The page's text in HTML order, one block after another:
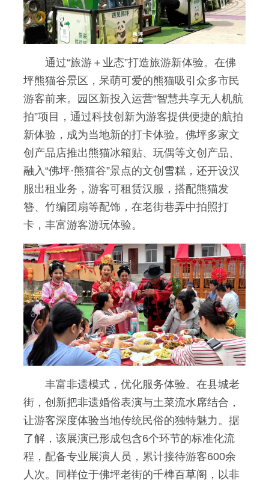
通过“旅游＋业态”打造旅游新体验。在佛
坪熊猫谷景区，呆萌可爱的熊猫吸引众多市民
游客前来。园区新投入运营“智慧共享无人机航
拍”项目，通过科技创新为游客提供便捷的航拍
新体验，成为当地新的打卡体验。佛坪多家文
创产品店推出熊猫冰箱贴、玩偶等文创产品、
融入“佛坪·熊猫谷”景点的文创雪糕，还开设汉
服出租业务，游客可租赁汉服，搭配熊猫发
簪、竹编团扇等配饰，在老街巷弄中拍照打
卡，丰富游客游玩体验。
丰富非遗模式，优化服务体验。在县城老
街，创新把非遗婚俗表演与土菜流水席结合，
让游客深度体验当地传统民俗的独特魅力。据
了解，该展演已形成包含6个环节的标准化流
程，配备专业展演人员，累计接待游客600余
人次。同样位于佛坪老街的千榫百草阁，以非